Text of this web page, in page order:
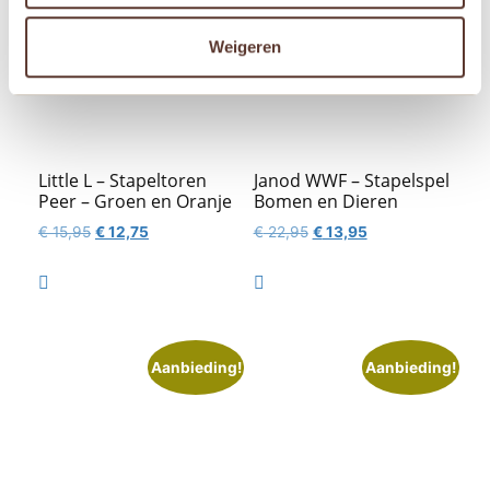
Weigeren
Little L – Stapeltoren
Peer – Groen en Oranje
€15,95 Oorspronkelijke
€12,75Huidige

Janod WWF – Stapelspel
Bomen en Dieren
€22,95 Oorspronkelijke
€13,95Huidige

Aanbieding! Aanbieding!